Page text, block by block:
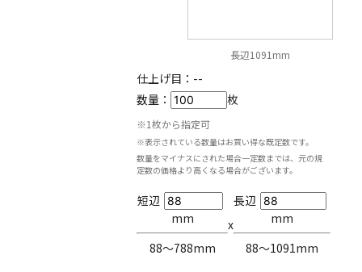
長辺1091mm
仕上げ目： --
数量：
枚
※1枚から指定可
※表示されている数量はお買い得な既定数です。
数量をマイナスにされた場合一定数までは、元の規
定数の価格より高くなる場合がございます。
短辺
mm
88〜788mm
x
長辺
mm
88〜1091mm